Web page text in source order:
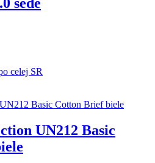
celej SR
UN212 Basic